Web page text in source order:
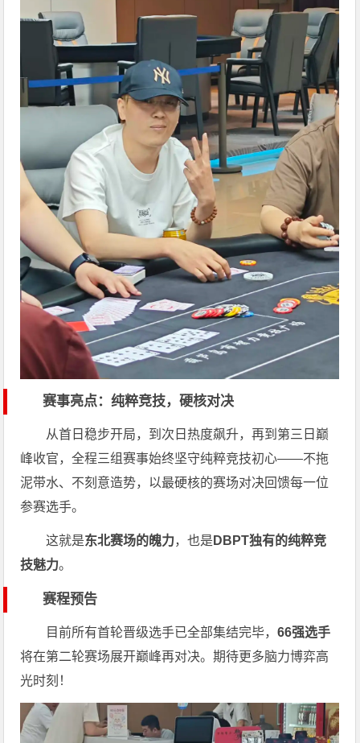
赛事亮点：纯粹竞技，硬核对决
从首日稳步开局，到次日热度飙升，再到第三日巅
峰收官，全程三组赛事始终坚守纯粹竞技初心——不拖
泥带水、不刻意造势，以最硬核的赛场对决回馈每一位
参赛选手。
这就是东北赛场的魄力，也是 DBPT独有的纯粹竞
技魅力。
赛程预告
目前所有首轮晋级选手已全部集结完毕，66强选手
将在第二轮赛场展开巅峰再对决。期待更多脑力博弈高
光时刻！